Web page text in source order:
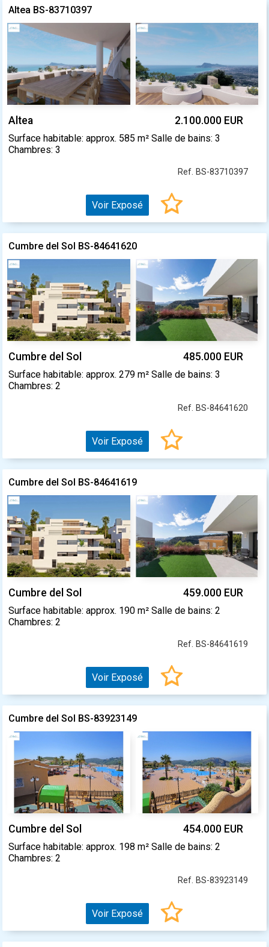
Altea BS-83710397
Altea 2.100.000 EUR
Surface habitable: approx. 585 m² Salle de bains: 3
Chambres: 3
Ref. BS-83710397
Voir Exposé
Cumbre del Sol BS-84641620
Cumbre del Sol 485.000 EUR
Surface habitable: approx. 279 m² Salle de bains: 3
Chambres: 2
Ref. BS-84641620
Voir Exposé
Cumbre del Sol BS-84641619
Cumbre del Sol 459.000 EUR
Surface habitable: approx. 190 m² Salle de bains: 2
Chambres: 2
Ref. BS-84641619
Voir Exposé
Cumbre del Sol BS-83923149
Cumbre del Sol 454.000 EUR
Surface habitable: approx. 198 m² Salle de bains: 2
Chambres: 2
Ref. BS-83923149
Voir Exposé